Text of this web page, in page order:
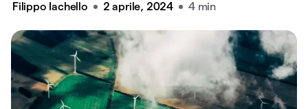
Filippo Iachello 2 aprile, 2024 4 min